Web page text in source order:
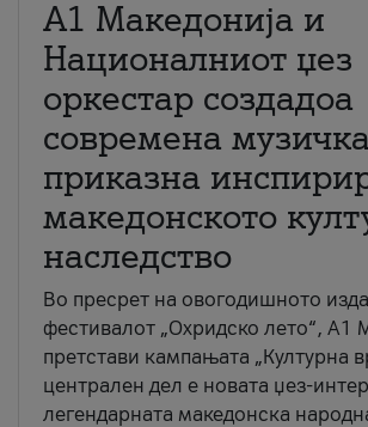
А1 Македонија и
Националниот џез
оркестар создадоа
современа музичка
приказна
македонското
наследство
Во пресрет на овогодишното
фестивалот „Охридско лето“, А1
претстави кампањата „Културна
централен дел е новата џез-
легендарната македонска